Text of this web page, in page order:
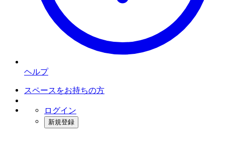
ヘルプ
スペースをお持ちの方
ログイン
新規登録